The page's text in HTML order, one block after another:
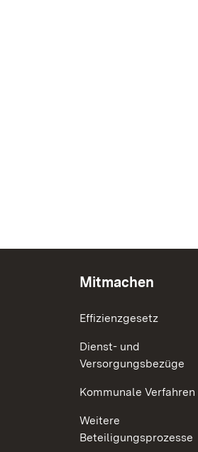
Mitmachen
Effizienzgesetz
Dienst- und
Versorgungsbezüge
Kommunale Verfahren
Weitere
Beteiligungsprozesse